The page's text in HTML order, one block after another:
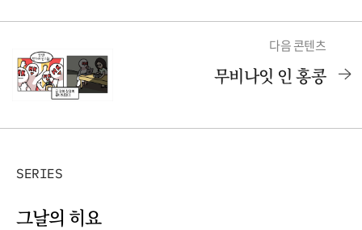
다음 콘텐츠
무비나잇 인 홍콩
SERIES
그날의 히요